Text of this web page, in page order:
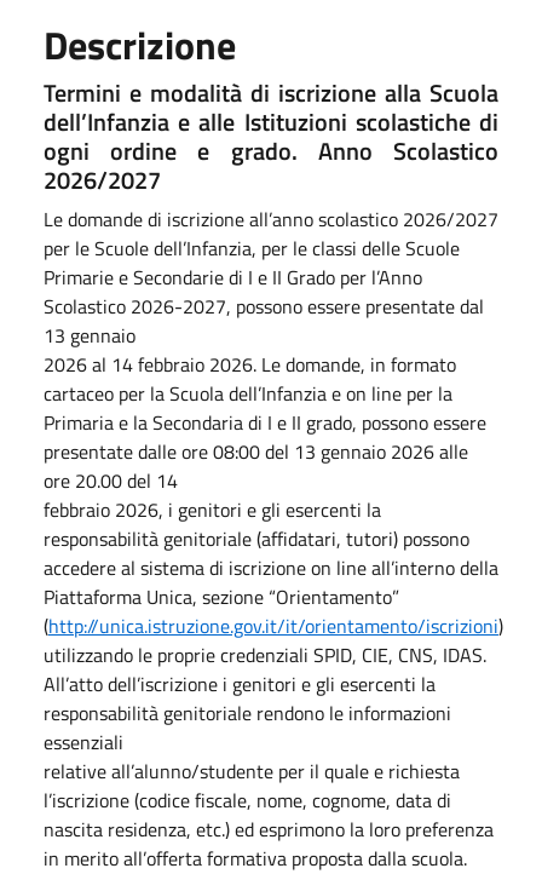
Descrizione
Termini e modalità di iscrizione alla Scuola
dell’Infanzia e alle Istituzioni scolastiche di
ogni ordine e grado. Anno Scolastico
2026/2027
Le domande di iscrizione all’anno scolastico 2026/2027
per le Scuole dell’Infanzia, per le classi delle Scuole
Primarie e Secondarie di I e II Grado per l’Anno
Scolastico 2026-2027, possono essere presentate dal
13 gennaio
2026 al 14 febbraio 2026. Le domande, in formato
cartaceo per la Scuola dell’Infanzia e on line per la
Primaria e la Secondaria di I e II grado, possono essere
presentate dalle ore 08:00 del 13 gennaio 2026 alle
ore 20.00 del 14
febbraio 2026, i genitori e gli esercenti la
responsabilità genitoriale (affidatari, tutori) possono
accedere al sistema di iscrizione on line all’interno della
Piattaforma Unica, sezione “Orientamento”
(http://unica.istruzione.gov.it/it/orientamento/iscrizioni)
utilizzando le proprie credenziali SPID, CIE, CNS, IDAS.
All’atto dell’iscrizione i genitori e gli esercenti la
responsabilità genitoriale rendono le informazioni
essenziali
relative all’alunno/studente per il quale e richiesta
l’iscrizione (codice fiscale, nome, cognome, data di
nascita residenza, etc.) ed esprimono la loro preferenza
in merito all’offerta formativa proposta dalla scuola.